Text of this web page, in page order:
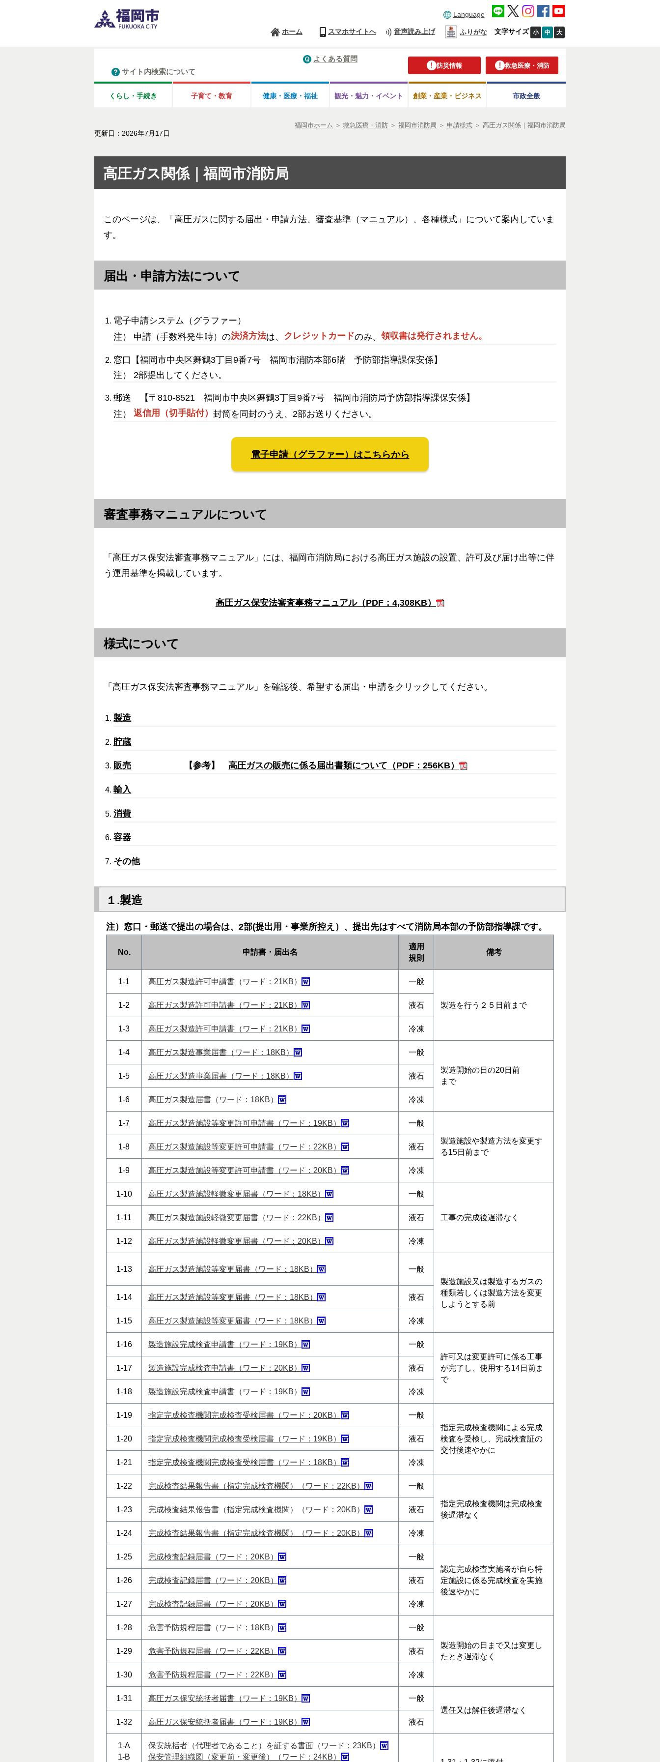
Language
ホーム スマホサイトへ 音声読み上げ ふりがな 文字サイズ 小 中 大
防災情報 救急医療・消防
よくある質問
サイト内検索について
くらし・手続き 子育て・教育 健康・医療・ 福祉 観光・魅力・ イベント 創業・産業・ビジネス 市政全般
福岡市ホーム ＞ 救急医療・消防 ＞ 福岡市消防局 ＞ 申請様式 ＞ 高圧ガス関係｜福岡市消防局
更新日：2026年7月17日
高圧ガス関係｜福岡市消防局
このページは、「高圧ガスに関する届出・申請方法、審査基準（マニュアル）、各種様式」について案内していま
す。
届出・申請方法について
電子申請システム（グラファー）
注） 申請（手数料発生時）の決済方法は、 クレジットカードのみ、領収書は発行されません。
窓口【福岡市中央区舞鶴3丁目9番7号 福岡市消防本部6階 予防部指導課保安係】
注） 2部提出してください。
郵送 【〒810-8521 福岡市中央区舞鶴3丁目9番7号 福岡市消防局予防部指導課保安係】
注） 返信用（切手貼付）封筒を同封のうえ、2部お送りください。
電子申請（グラファー）はこちらから
審査事務マニュアルについて
「高圧ガス保安法審査事務マニュアル」には、福岡市消防局における高圧ガス施設の設置、許可及び届け出等に伴
う運用基準を掲載しています。
高圧ガス保安法審査事務マニュアル（PDF：4,308KB）
様式について
「高圧ガス保安法審査事務マニュアル」を確認後、希望する届出・申請をクリックしてください。
製造
貯蔵
販売 【参考】高圧ガスの販売に係る届出書類について （PDF：256KB）
輸入
消費
容器
その他
１.製造
注）窓口 ・郵送で提出の場合は、2部(提出用・事業所控え）、提出先はすべて消防局本部の予防部指導課です。
No. 申請書・届出名
適用
規則
備考
1-1 高圧ガス製造許可申請書（ワード：21KB） 一般
製造を行う２５日前まで
1-2 高圧ガス製造許可申請書（ワード：21KB） 液石
1-3 高圧ガス製造許可申請書（ワード：21KB） 冷凍
1-4 高圧ガス製造事業届書（ワード：18KB） 一般
製造開始の日の20日前
まで
1-5 高圧ガス製造事業届書（ワード：18KB） 液石
1-6 高圧ガス製造届書（ワード：18KB） 冷凍
1-7 高圧ガス製造施設等変更許可申請書（ワード：19KB） 一般
製造施設や製造方法を変更す
る15日前まで
1-8 高圧ガス製造施設等変更許可申請書（ワード：22KB） 液石
1-9 高圧ガス製造施設等変更許可申請書（ワード：20KB） 冷凍
1-10 高圧ガス製造施設軽微変更届書（ワード：18KB） 一般
工事の完成後遅滞なく
1-11 高圧ガス製造施設軽微変更届書（ワード：22KB） 液石
1-12 高圧ガス製造施設軽微変更届書（ワード：20KB） 冷凍
1-13 高圧ガス製造施設等変更届書（ワード：18KB）
一般
製造施設又は製造するガスの
種類若しくは製造方法を変更
しようとする前
1-14 高圧ガス製造施設等変更届書（ワード：18KB） 液石
1-15 高圧ガス製造施設等変更届書（ワード：18KB） 冷凍
1-16 製造施設完成検査申請書（ワード：19KB）
一般
許可又は変更許可に係る工事
が完了し、使用する14日前ま
で
1-17 製造施設完成検査申請書（ワード：20KB） 液石
1-18 製造施設完成検査申請書（ワード：19KB） 冷凍
1-19 指定完成検査機関完成検査受検届書（ワード：20KB）
一般
指定完成検査機関による完成
検査を受検し、完成検査証の
交付後速やかに
1-20 指定完成検査機関完成検査受検届書（ワード：19KB） 液石
1-21 指定完成検査機関完成検査受検届書（ワード：18KB） 冷凍
1-22 完成検査結果報告書（指定完成検査機関）（ワード：22KB） 一般
指定完成検査機関は完成検査
後遅滞なく
1-23 完成検査結果報告書（指定完成検査機関）（ワード：20KB） 液石
1-24 完成検査結果報告書（指定完成検査機関）（ワード：20KB） 冷凍
1-25 完成検査記録届書（ワード：20KB）
一般
認定完成検査実施者が自ら特
定施設に係る完成検査を実施
後速やかに
1-26 完成検査記録届書（ワード：20KB） 液石
1-27 完成検査記録届書（ワード：20KB） 冷凍
1-28 危害予防規程届書（ワード：18KB） 一般
製造開始の日まで又は変更し
たとき遅滞なく
1-29 危害予防規程届書（ワード：22KB） 液石
1-30 危害予防規程届書（ワード：22KB） 冷凍
1-31 高圧ガス保安統括者届書（ワード：19KB）
一般
選任又は解任後遅滞なく
1-32
高圧ガス保安統括者届書（ワード：19KB） 液石
1-A
1-B
保安統括者（代理者であること）を証する書面（ワード：23KB）
保安管理組織図（変更前・変更後）（ワード：24KB）